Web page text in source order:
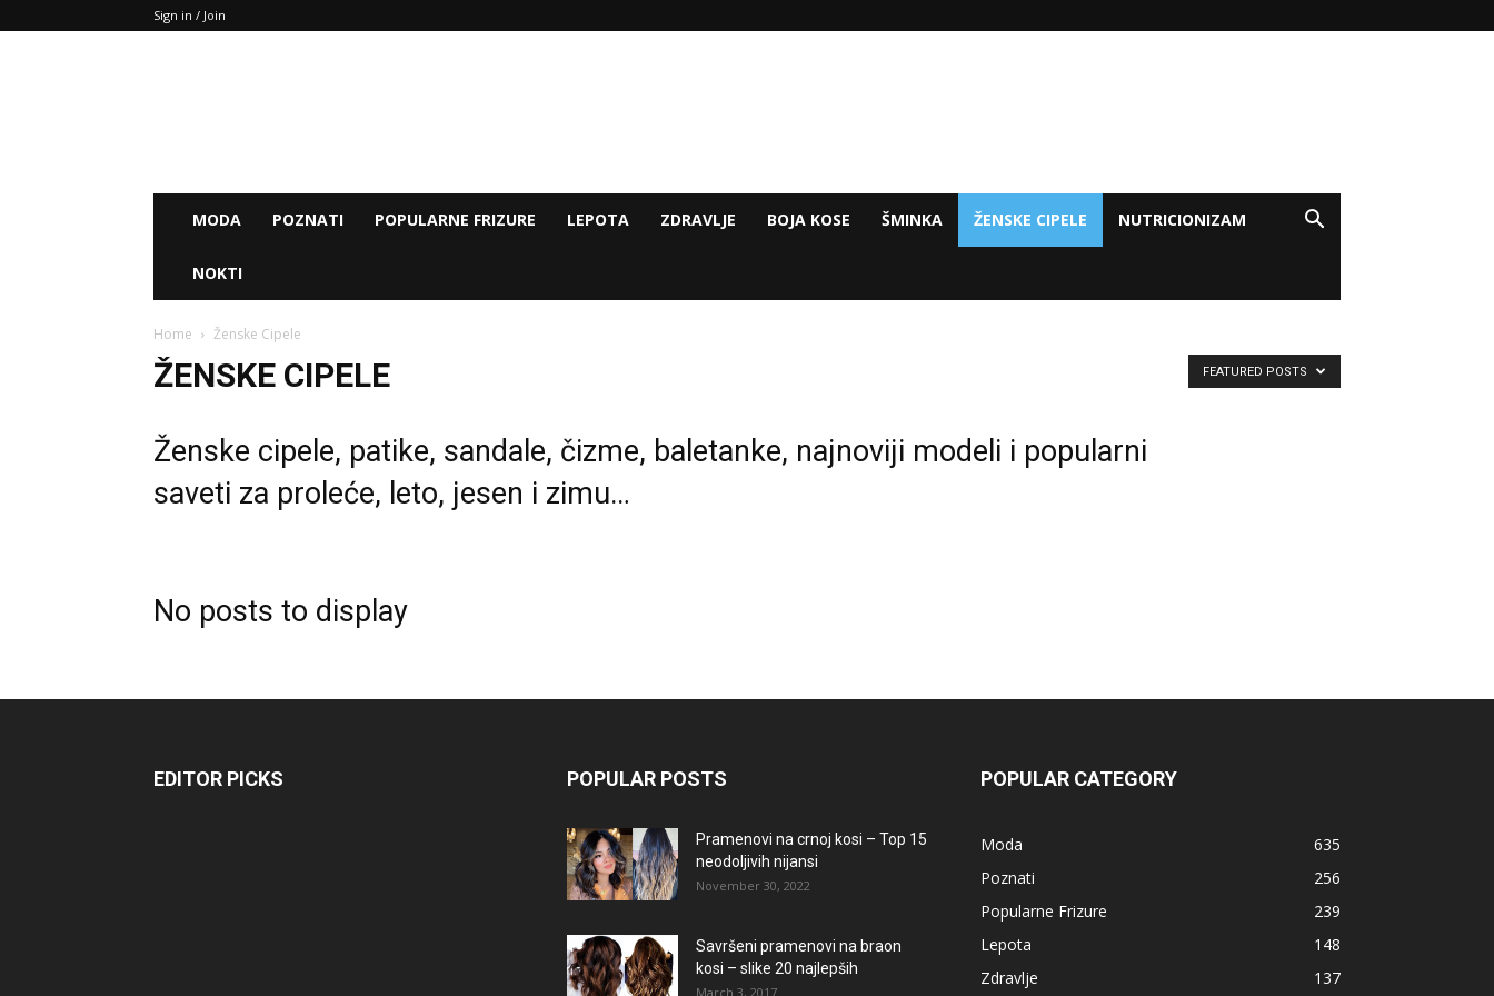
Sign in / Join
MODA POZNATI POPULARNE FRIZURE LEPOTA ZDRAVLJE BOJA KOSE ŠMINKA ŽENSKE CIPELE NUTRICIONIZAM
NOKTI
Home Ženske Cipele
ŽENSKE CIPELE
Ženske cipele, patike, sandale, čizme, baletanke, najnoviji modeli i popularni
saveti za proleće, leto, jesen i zimu…
FEATURED POSTS
No posts to display
EDITOR PICKS POPULAR POSTS
Pramenovi na crnoj kosi – Top 15
neodoljivih nijansi
November 30, 2022
Savršeni pramenovi na braon
kosi – slike 20 najlepših
March 3, 2017
POPULAR CATEGORY
Moda
635
Poznati
256
Popularne Frizure
239
Lepota
148
Zdravlje
137